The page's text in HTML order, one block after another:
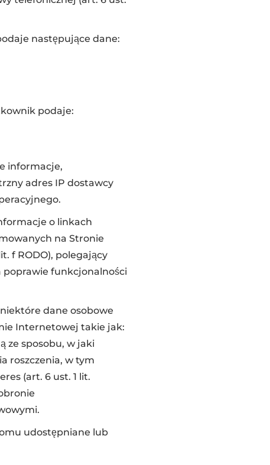
następujące dane:
podaje:
informacje,
adres IP dostawcy
o linkach
na Stronie
f RODO), polegający
poprawie funkcjonalności
dane osobowe
Internetowej takie jak:
ze sposobu, w jaki
roszczenia, w tym
(art. 6 ust. 1 lit.
udostępniane lub